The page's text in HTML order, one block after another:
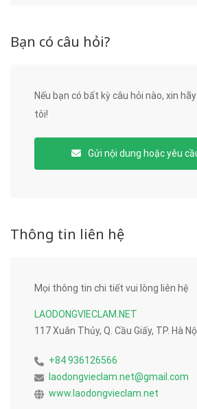
Bạn có câu hỏi?
Nếu bạn có bất kỳ câu hỏi nào, xin
tôi!
Gửi nội dung hoặc yêu
Thông tin liên hệ
Mọi thông tin chi tiết vui lòng liên hệ
LAODONGVIECLAM.NET
117 Xuân Thủy, Q. Cầu Giấy, TP. Hà
+84 936126566
laodongvieclam.net@gmail.com
www.laodongvieclam.net